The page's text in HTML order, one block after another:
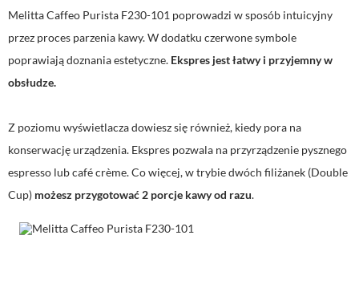
Melitta Caffeo Purista F230-101 poprowadzi w sposób intuicyjny
przez proces parzenia kawy. W dodatku czerwone symbole
poprawiają doznania estetyczne. Ekspres jest łatwy i przyjemny w
obsłudze.
Z poziomu wyświetlacza dowiesz się również, kiedy pora na
konserwację urządzenia. Ekspres pozwala na przyrządzenie pysznego
espresso lub café crème. Co więcej, w trybie dwóch filiżanek (Double
Cup) możesz przygotować 2 porcje kawy od razu.